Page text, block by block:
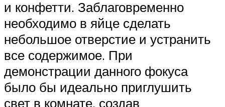
и конфетти. Заблаговременно
необходимо в яйце сделать
небольшое отверстие и устранить
все содержимое. При
демонстрации данного фокуса
было бы идеально приглушить
свет в комнате, создав